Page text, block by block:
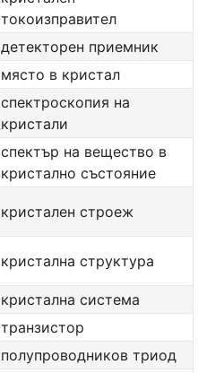
токоизправител
детекторен приемник
място в кристал
спектроскопия на
кристали
спектър на вещество в
кристално състояние
кристален строеж
кристална структура
кристална система
транзистор
полупроводников триод